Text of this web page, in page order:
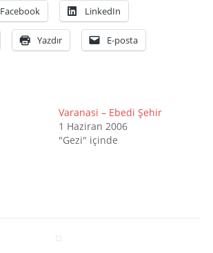
Facebook LinkedIn
Yazdır E-posta
Varanasi – Ebedi Şehir
1 Haziran 2006
"Gezi" içinde